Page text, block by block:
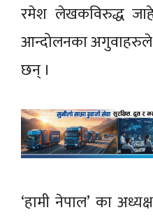
रमेश लेखकविरुद्ध
आन्दोलनका अगुवाहरुले
छन् ।
‘हामी नेपाल’ का